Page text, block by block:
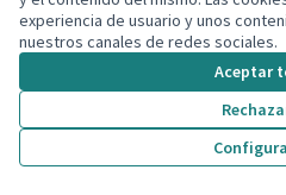
experiencia de usuario y unos
nuestros canales de redes sociales.
Aceptar